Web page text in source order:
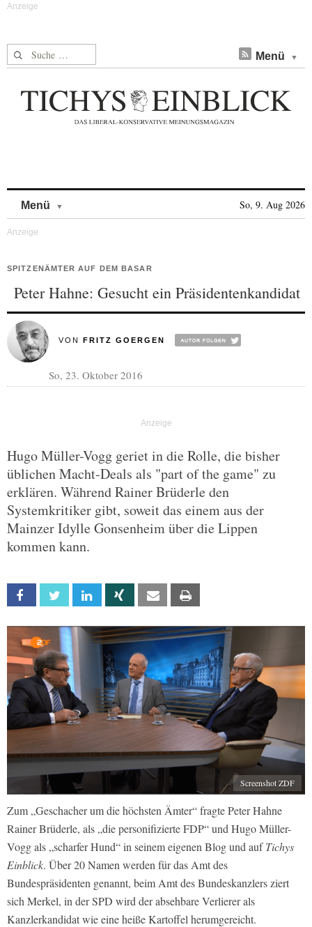
Suche nach: Menü
Menü So, 9. Aug 2026
SPITZENÄMTER AUF DEM BASAR
Peter Hahne: Gesucht ein Präsidentenkandidat
VON FRITZ GOERGEN
So, 23. Oktober 2016
Hugo Müller-Vogg geriet in die Rolle, die bisher
üblichen Macht-Deals als "part of the game" zu
erklären. Während Rainer Brüderle den
Systemkritiker gibt, soweit das einem aus der
Mainzer Idylle Gonsenheim über die Lippen
kommen kann.
Facebook Twitter Linkedin Xing Email
Screenshot ZDF
Zum „Geschacher um die höchsten Ämter“ fragte Peter Hahne
Rainer Brüderle, als „die personifizierte FDP“ und Hugo Müller-
Vogg als „scharfer Hund“ in seinem eigenen Blog und aufTichys
Einblick. Über 20 Namen werden für das Amt des
Bundespräsidenten genannt, beim Amt des Bundeskanzlers ziert
sich Merkel, in der SPD wird der absehbare Verlierer als
Kanzlerkandidat wie eine heiße Kartoffel herumgereicht.